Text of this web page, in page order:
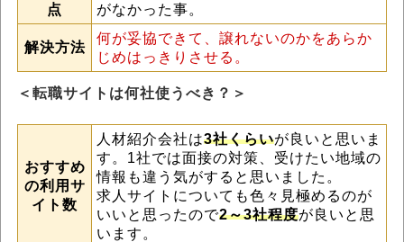
点
がなかった事。
解決方法
何が妥協できて、譲れないのかをあらか
じめはっきりさせる。
＜転職サイトは何社使うべき？＞
おすすめ
の利用サ
イト数
人材紹介会社は3社くらいが良いと思いま
す。1社では面接の対策、受けたい地域の
情報も違う気がすると思いました。
求人サイトについても色々見極めるのが
いいと思ったので2～3社程度が良いと思
います。